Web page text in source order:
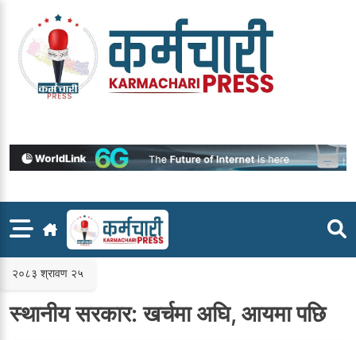
content
२०८३ श्रावण २५
स्थानीय सरकार: खर्चमा अघि, आयमा पछि